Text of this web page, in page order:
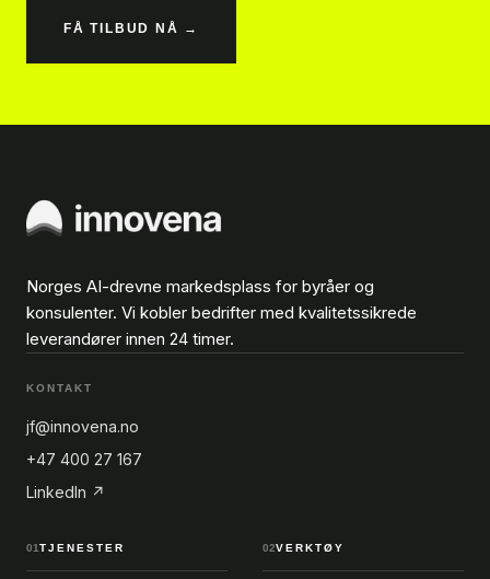
FÅ TILBUD NÅ →
Norges AI-drevne markedsplass for byråer og
konsulenter. Vi kobler bedrifter med kvalitetssikrede
leverandører innen 24 timer.
KONTAKT
jf@innovena.no
+47 400 27 167
LinkedIn ↗
01TJENESTER 02VERKTØY